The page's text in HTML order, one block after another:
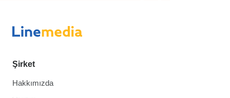
Şirket
Hakkımızda